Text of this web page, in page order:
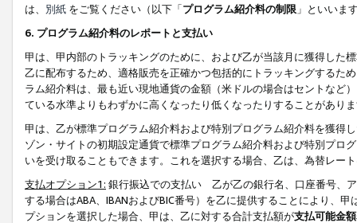
は、 別紙 をご覧ください（以下「プログラム紹介料の制限 」といいま
6. プログラム紹介料のレポートと支払い
甲は、甲内部のトラッキングのために、および乙が当該月に獲得した
乙に配布するため、適格販売を正確かつ包括的にトラッキングするた
ラム紹介料は、最も近い現地通貨の金額（米ドルの場合はセントなど
ている水準よりもわずかに高くなったり低くなったりすることがあり
甲は、乙が標準プログラム紹介料および特別プログラム紹介料を獲得
ゾン・サイトの初期設定通貨で標準プログラム紹介料および特別プロ
いを受け取ることもできます。これを選択する場合、乙は、為替レー
支払オプション1: 銀行振込での支払い 乙が乙の銀行名、口座番号、
する場合はABA、IBANおよびBIC番号）を乙に提供することにより、
プションを選択した場合、甲は、乙に対する合計支払額が支払可能金